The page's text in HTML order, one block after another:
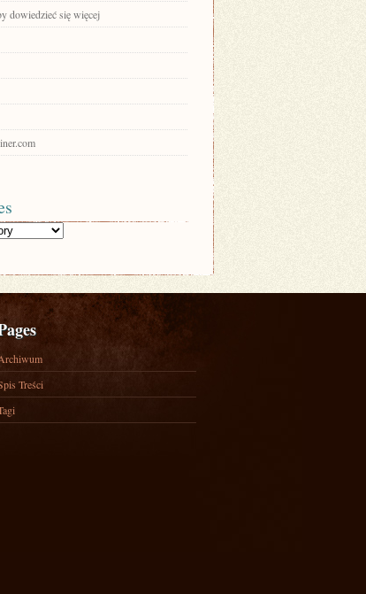
dowiedzieć się więcej
Treści